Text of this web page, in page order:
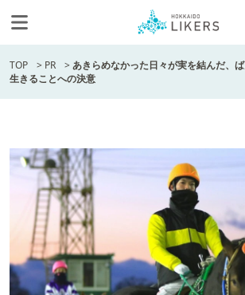
TOP > PR >あきらめなかった日々が実を結んだ、
生きることへの決意